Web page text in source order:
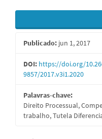
Barra
lateral
de
artigos
Publicado: jun 1, 2017
DOI: https://doi.org/
9857/2017.v3i1.2020
Palavras-chave:
Direito Processual,
trabalho, Tutela